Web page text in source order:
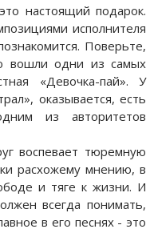
настоящий подарок.
исполнителя
Поверьте,
вошли одни из самых
«Девочка-пай». У
оказывается, есть
из авторитетов
воспевает тюремную
расхожему мнению, в
и тяге к жизни. И
всегда понимать,
в его песнях - это